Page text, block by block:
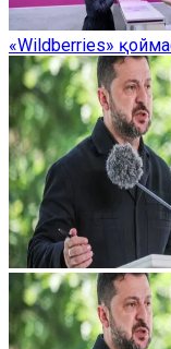
«Wildberries»